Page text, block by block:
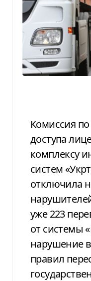
Комиссия по прекращению
доступа
комплексу
систем
отключила
уже 223
от системы
нарушение
правил